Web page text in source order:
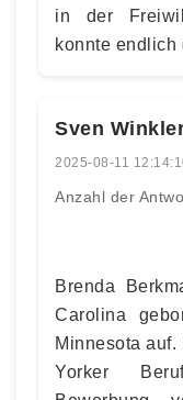
in der
konnte endlich
Sven
2025-08-11
Anzahl der
Brenda
Carolina
Minnesota
Yorker